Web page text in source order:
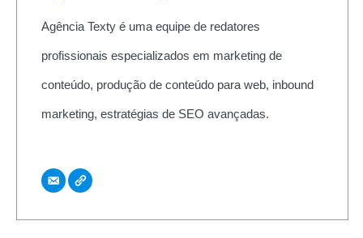
Agência Texty é uma equipe de redatores
profissionais especializados em marketing de
conteúdo, produção de conteúdo para web, inbound
marketing, estratégias de SEO avançadas.